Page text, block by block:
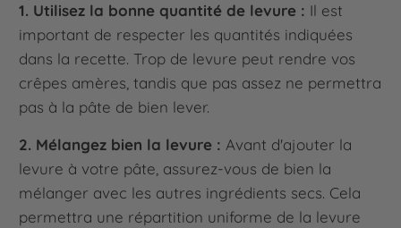
1. Utilisez la bonne quantité de levure : Il est
important de respecter les quantités indiquées
dans la recette. Trop de levure peut rendre vos
crêpes amères, tandis que pas assez ne permettra
pas à la pâte de bien lever.
2. Mélangez bien la levure : Avant d'ajouter la
levure à votre pâte, assurez-vous de bien la
mélanger avec les autres ingrédients secs. Cela
permettra une répartition uniforme de la levure